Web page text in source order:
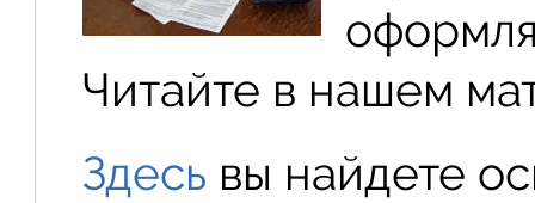
Читайте в нашем
Здесь вы найдете